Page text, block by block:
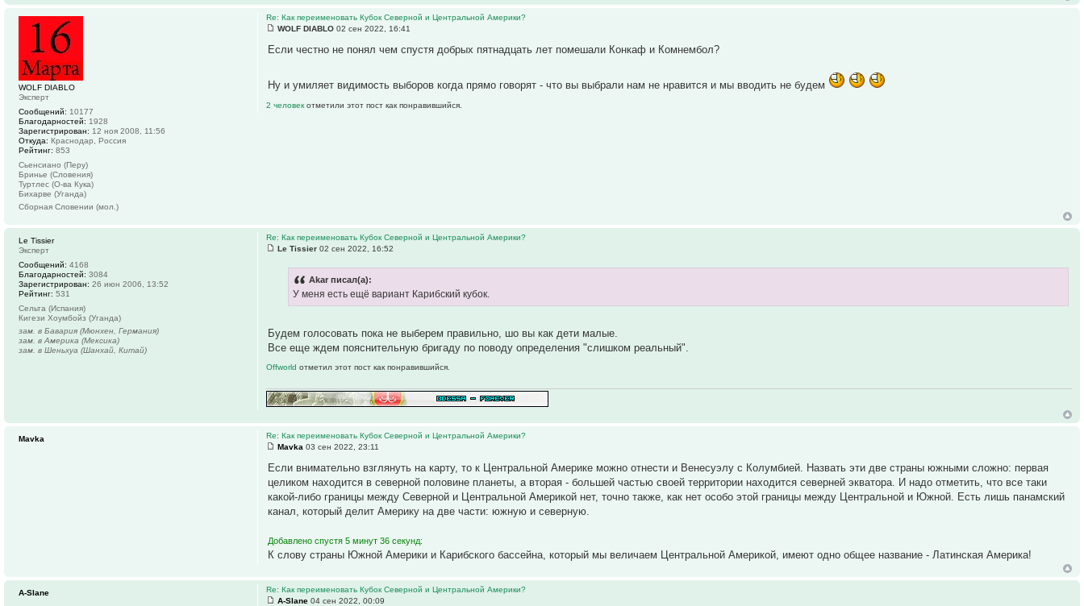
Re: Как переименовать Кубок Северной и Центральной Америки?
WOLF DIABLO 02 сен 2022, 16:41
Если честно не понял чем спустя добрых пятнадцать лет помешали Конкаф и Комнембол?
Ну и умиляет видимость выборов когда прямо говорят - что вы выбрали нам не нравится и мы вводить не будем
2 человекотметили этот пост как понравившийся.
WOLF DIABLO
Эксперт
Сообщений: 10177
Благодарностей: 1928
Зарегистрирован: 12 ноя 2008, 11:56
Откуда: Краснодар, Россия
Рейтинг: 853
Сьенсиано (Перу)
Бринье (Словения)
Туртлес (О-ва Кука)
Бихарве (Уганда)
Сборная Словении (мол.)
Re: Как переименовать Кубок Северной и Центральной Америки?
Le Tissier 02 сен 2022, 16:52
Akar писал(а):
У меня есть ещё вариант Карибский кубок.
Будем голосовать пока не выберем правильно, шо вы как дети малые.
Все еще ждем пояснительную бригаду по поводу определения "слишком реальный".
Offworldотметил этот пост как понравившийся.
Le Tissier
Эксперт
Сообщений: 4168
Благодарностей: 3084
Зарегистрирован: 26 июн 2006, 13:52
Рейтинг: 531
Сельта (Испания)
Кигези Хоумбойз (Уганда)
зам. в Бавария (Мюнхен, Германия)
зам. в Америка (Мексика)
зам. в Шеньхуа (Шанхай, Китай)
Re: Как переименовать Кубок Северной и Центральной Америки?
Mavka 03 сен 2022, 23:11
Если внимательно взглянуть на карту, то к Центральной Америке можно отнести и Венесуэлу с Колумбией. Назвать эти две страны южными сложно: первая
целиком находится в северной половине планеты, а вторая - большей частью своей территории находится северней экватора. И надо отметить, что все таки
какой-либо границы между Северной и Центральной Америкой нет, точно также, как нет особо этой границы между Центральной и Южной. Есть лишь панамский
канал, который делит Америку на две части: южную и северную.
Добавлено спустя 5 минут 36 секунд:
К слову страны Южной Америки и Карибского бассейна, который мы величаем Центральной Америкой, имеют одно общее название - Латинская Америка!
Mavka
Re: Как переименовать Кубок Северной и Центральной Америки?
A-Slane 04 сен 2022, 00:09
A-Slane